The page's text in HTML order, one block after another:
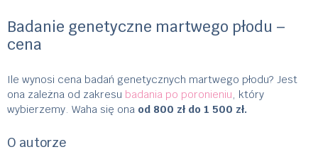
Badanie genetyczne martwego płodu –
cena
Ile wynosi cena badań genetycznych martwego płodu? Jest
ona zależna od zakresu badania po poronieniu, który
wybierzemy. Waha się onaod 800 zł do 1 500 zł.
O autorze